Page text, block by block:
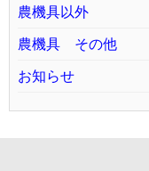
農機具以外
農機具 その他
お知らせ